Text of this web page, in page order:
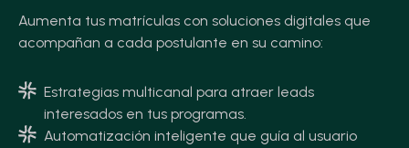
Aumenta tus matrículas con soluciones digitales que
acompañan a cada postulante en su camino:
Estrategias multicanal para atraer leads
interesados en tus programas.
Automatización inteligente que guía al usuario